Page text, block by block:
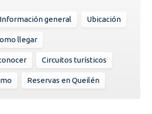
Información general Ubicación
llegar
Circuitos turísticos
Reservas en Queilén